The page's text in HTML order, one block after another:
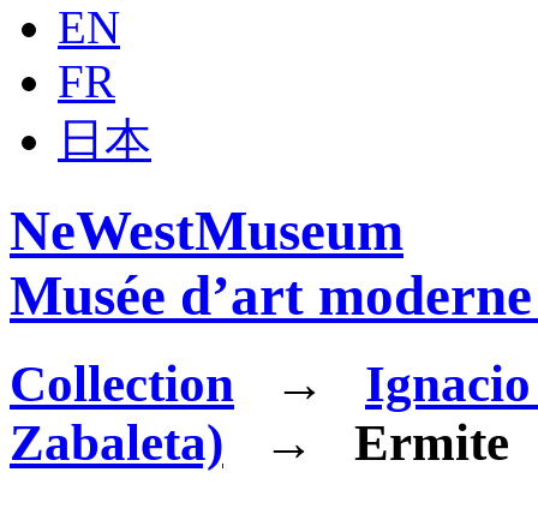
EN
FR
日本
NeWestMuseum
Musée d’art
Collection →
Zabaleta)
→ Ermite